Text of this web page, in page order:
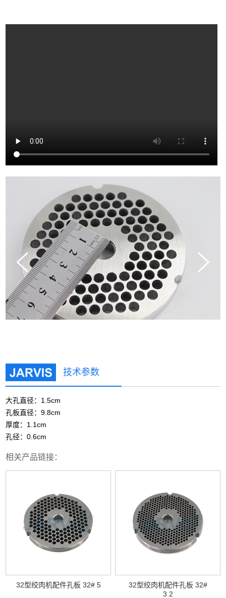
技术参数
大孔直径：1.5cm
孔板直径：9.8cm
厚度：1.1cm
孔径：0.6cm
相关产品链接：
32型绞肉机配件孔板 32# 5
32型绞肉机配件孔板 32#
3.2